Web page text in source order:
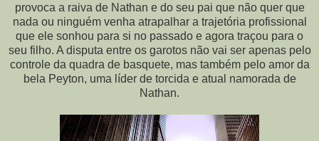
provoca a raiva de Nathan e do seu pai que não quer que
nada ou ninguém venha atrapalhar a trajetória profissional
que ele sonhou para si no passado e agora traçou para o
seu filho. A disputa entre os garotos não vai ser apenas pelo
controle da quadra de basquete, mas também pelo amor da
bela Peyton, uma líder de torcida e atual namorada de
Nathan.